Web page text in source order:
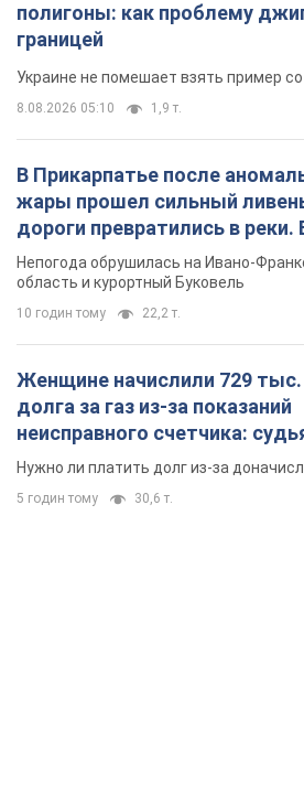
полигоны: как проблему
границей
Украине не помешает взять пример
8.08.2026 05:10 1,9 т.
В Прикарпатье после
жары прошел сильный
дороги превратились в реки.
Непогода обрушилась на Ивано-
область и курортный Буковель
10 годин тому 22,2 т.
Женщине начислили 729 тыс.
долга за газ из-за показаний
неисправного счетчика:
вынес неожиданное решение
Нужно ли платить долг из-за
5 годин тому 30,6 т.